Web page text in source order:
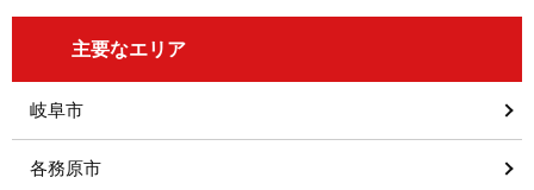
主要なエリア
岐阜市
各務原市